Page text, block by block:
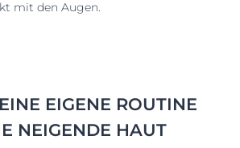
mit den Augen.
EIGENE ROUTINE
NEIGENDE HAUT